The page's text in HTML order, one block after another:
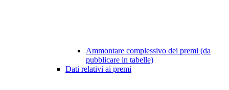
Ammontare complessivo dei premi (da
pubblicare in tabelle)
Dati relativi ai premi